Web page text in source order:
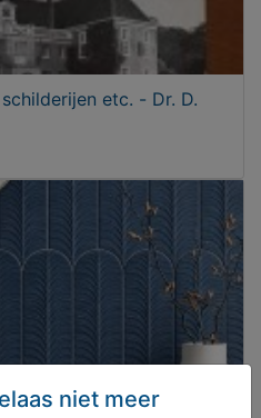
etc. - Dr. D.
niet meer